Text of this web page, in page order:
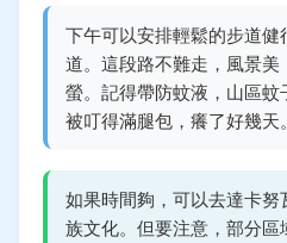
下午可以安排輕鬆的步道
道。這段路不難走，風景美
螢。記得帶防蚊液，山區蚊
被叮得滿腿包，癢了好幾天。
如果時間夠，可以去達卡
族文化。但要注意，部分區